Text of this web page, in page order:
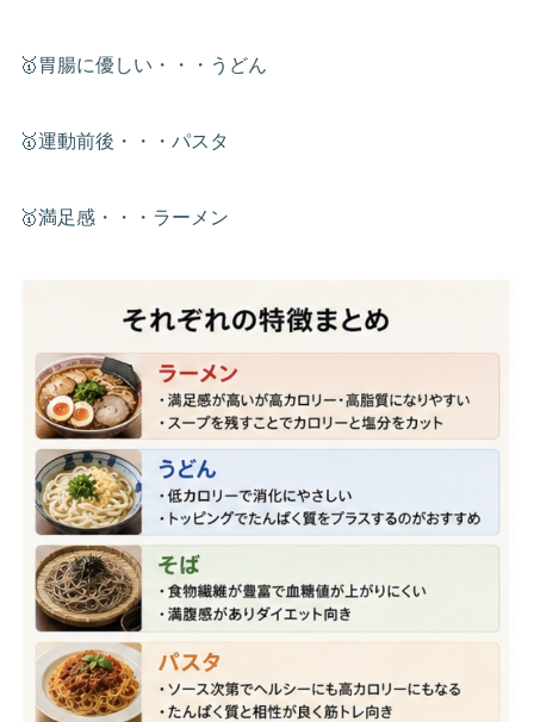
🥇胃腸に優しい・・・うどん
🥇運動前後・・・パスタ
🥇満足感・・・ラーメン